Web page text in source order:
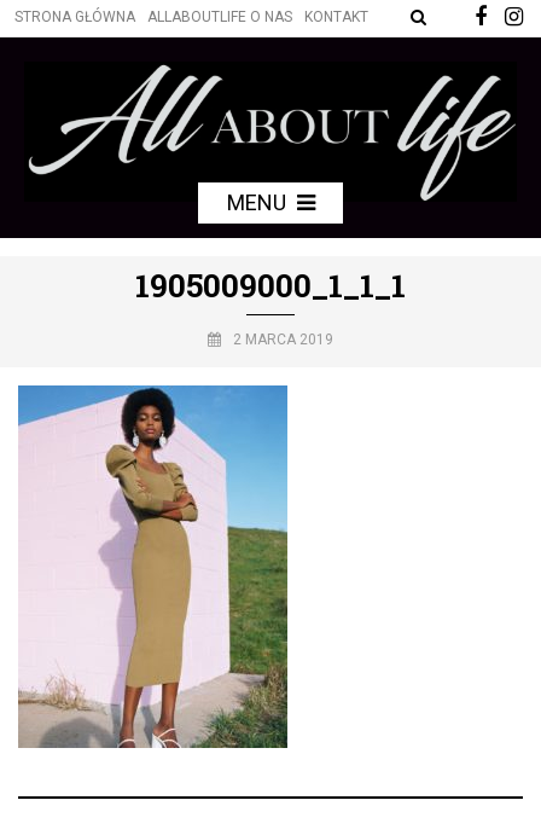
STRONA GŁÓWNA ALLABOUTLIFE O NAS KONTAKT
MENU
1905009000_1_1_1
2 MARCA 2019